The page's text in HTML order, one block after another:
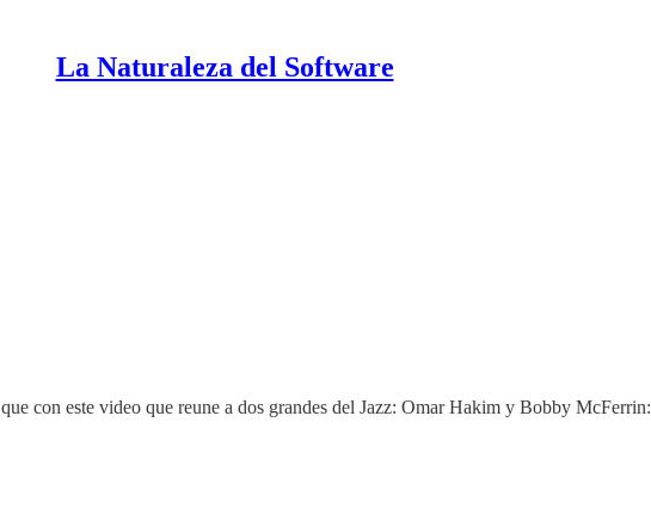
La Naturaleza del Software
que con este video que reune a dos grandes del Jazz: Omar Hakim y Bobby McFerrin: